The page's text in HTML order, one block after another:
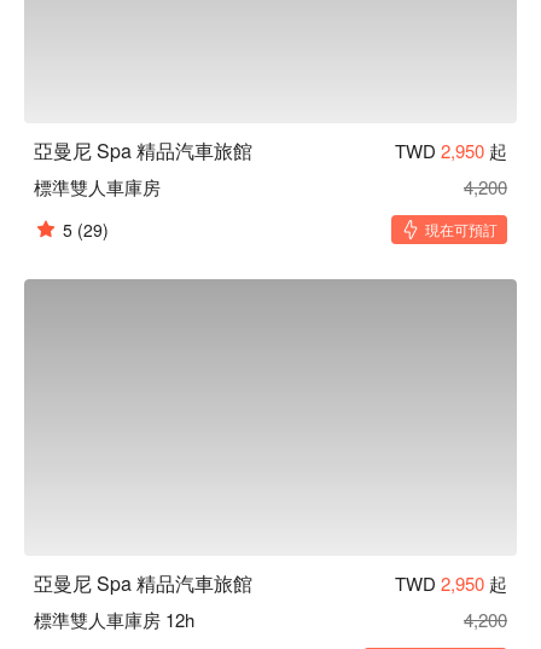
亞曼尼 Spa 精品汽車旅館 TWD 2,950 起
標準雙人車庫房
4,200
5 (29) 現在可預訂
亞曼尼 Spa 精品汽車旅館 TWD 2,950 起
標準雙人車庫房 12h
4,200